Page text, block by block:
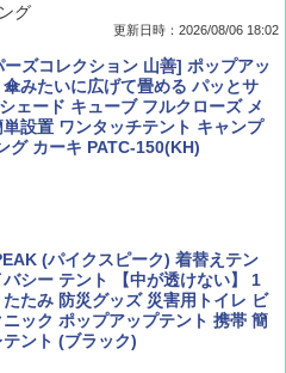
ファン ２０２６年 ９月号 [雑
ＮＥＹ ＦＡＮ)
歩き方 チェンマイ タイ北部の魅
～2027 地球の歩き方D アジア
グ
更新日時：2026/08/06 18:02
ズコレクション 山善] ポップアッ
みたいに広げて畳める パッとサ
ェード キューブ フルクローズ メ
単設置 ワンタッチテント キャンプ
グ カーキ PATC-150(KH)
(パイクスピーク) 着替えテン
バシー テント 【中が透けない】 1
たたみ 防災グッズ 災害用トイレ ビ
ニック ポップアップテント 携帯 簡
ント (ブラック)